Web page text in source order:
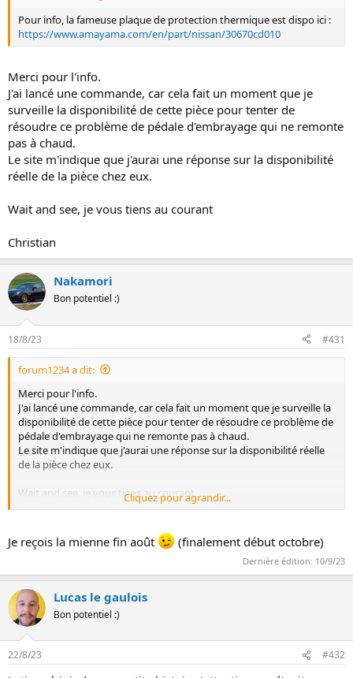
Pour info, la fameuse plaque de protection thermique est dispo ici :
https://www.amayama.com/en/part/nissan/30670cd010
Merci pour l'info.
J'ai lancé une commande, car cela fait un moment que je
surveille la disponibilité de cette pièce pour tenter de
résoudre ce problème de pédale d'embrayage qui ne remonte
pas à chaud.
Le site m'indique que j'aurai une réponse sur la disponibilité
réelle de la pièce chez eux.
Wait and see, je vous tiens au courant
Christian
Nakamori
Bon potentiel :)
18/8/23 #431
forum1234 a dit:
Merci pour l'info.
J'ai lancé une commande, car cela fait un moment que je surveille la
disponibilité de cette pièce pour tenter de résoudre ce problème de
pédale d'embrayage qui ne remonte pas à chaud.
Le site m'indique que j'aurai une réponse sur la disponibilité réelle
de la pièce chez eux.
Wait and see, je vous tiens au courant
Cliquez pour agrandir...
Je reçois la mienne fin août (finalement début octobre)
Dernière édition: 10/9/23
Lucas le gaulois
Bon potentiel :)
22/8/23 #432